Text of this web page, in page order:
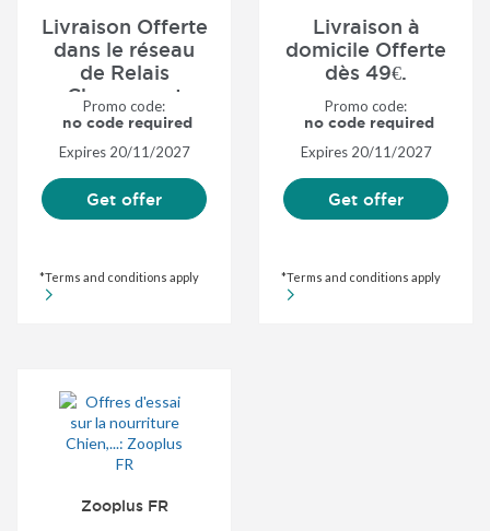
Livraison Offerte
dans le réseau
de Relais
Chronopost
Pickup...
Promo code:
no code required
Expires 20/11/2027
*Terms and conditions apply
Get offer
Livraison à
domicile Offerte
dès 49€.
Promo code:
no code required
Expires 20/11/2027
*Terms and conditions apply
Get offer
Zooplus FR